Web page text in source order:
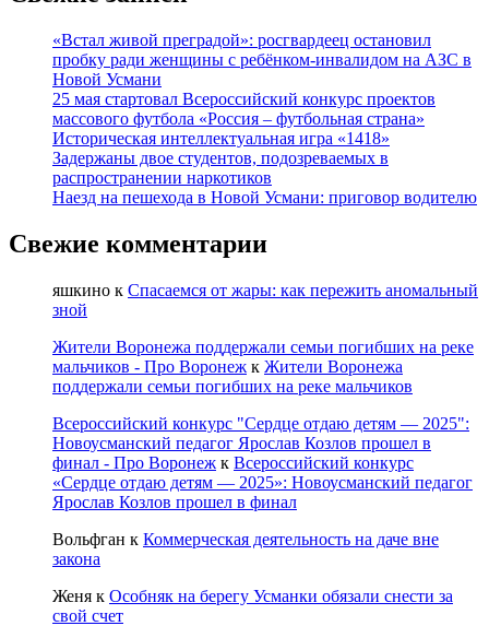
в
Воронежской
области
«Встал живой преградой»: росгвардеец остановил
пробку ради женщины с ребёнком-инвалидом на АЗС в
Новой Усмани
25 мая стартовал Всероссийский конкурс проектов
массового футбола «Россия – футбольная страна»
Историческая интеллектуальная игра «1418»
Задержаны двое студентов, подозреваемых в
распространении наркотиков
Наезд на пешехода в Новой Усмани: приговор водителю
Свежие комментарии
яшкино к Спасаемся от жары: как пережить аномальный
зной
Жители Воронежа поддержали семьи погибших на реке
мальчиков - Про Воронеж к Жители Воронежа
поддержали семьи погибших на реке мальчиков
Всероссийский конкурс "Сердце отдаю детям — 2025":
Новоусманский педагог Ярослав Козлов прошел в
финал - Про Воронеж к Всероссийский конкурс
«Сердце отдаю детям — 2025»: Новоусманский педагог
Ярослав Козлов прошел в финал
Вольфган к Коммерческая деятельность на даче вне
закона
Женя к Особняк на берегу Усманки обязали снести за
свой счет